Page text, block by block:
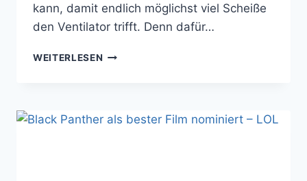
kann, damit endlich möglichst viel Scheiße
den Ventilator trifft. Denn dafür…
WEITERLESEN CAPTAIN
90ER